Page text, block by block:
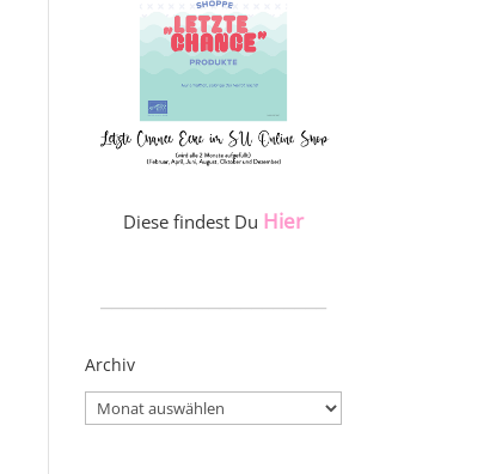
Diese findest Du Hier
Archiv
Archiv